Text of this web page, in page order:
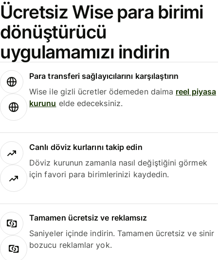
Ücretsiz Wise para birimi
dönüştürücü
uygulamamızı indirin
Para transferi sağlayıcılarını karşılaştırın
Wise ile gizli ücretler ödemeden daima reel piyasa
kurunu elde edeceksiniz.
Canlı döviz kurlarını takip edin
Döviz kurunun zamanla nasıl değiştiğini görmek
için favori para birimlerinizi kaydedin.
Tamamen ücretsiz ve reklamsız
Saniyeler içinde indirin. Tamamen ücretsiz ve sinir
bozucu reklamlar yok.